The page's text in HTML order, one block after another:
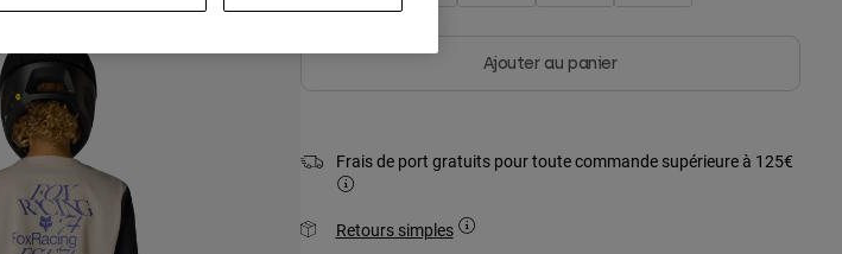
Ajouter au panier
Frais de port gratuits pour toute commande supérieure à 125€
Retours simples